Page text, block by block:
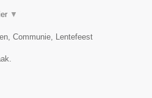
▼
Communie, Lentefeest